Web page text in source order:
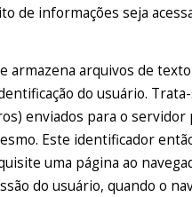
de informações seja
armazena arquivos de
do usuário.
enviados para o
Este identificador
uma página ao
do usuário, quando o